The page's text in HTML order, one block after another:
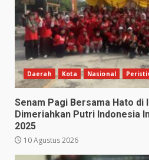
Daerah Kota Nasional
Senam Pagi Bersama Hato di
Dimeriahkan Putri Indonesia
2025
10 Agustus 2026